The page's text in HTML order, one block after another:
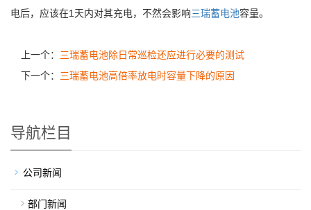
电后，应该在1天内对其充电，不然会影响三瑞蓄电池容量。
上一个： 三瑞蓄电池除日常巡检还应进行必要的测试
下一个： 三瑞蓄电池高倍率放电时容量下降的原因
导航栏目
公司新闻
部门新闻